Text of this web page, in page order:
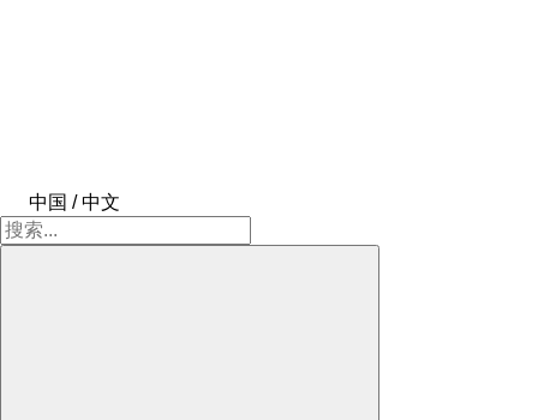
中国 / 中文